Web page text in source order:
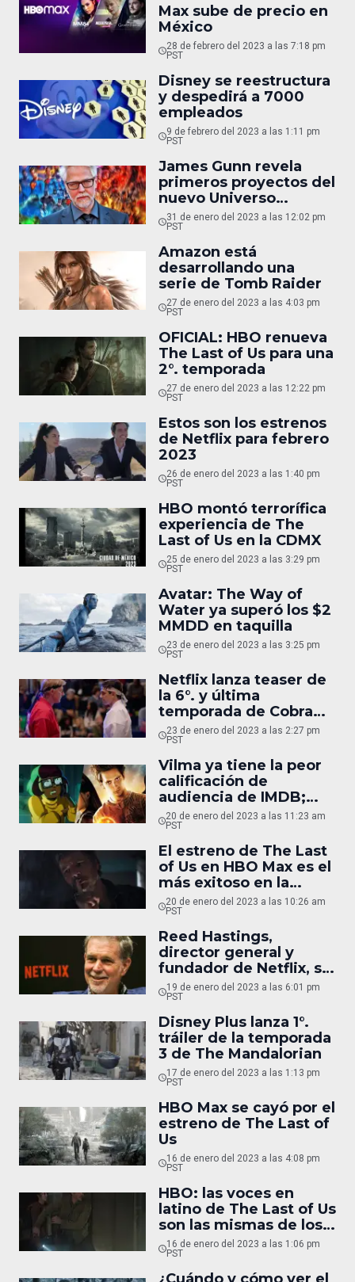
Max sube de precio en
México
28 de febrero del 2023 a las 7:18 pm
PST
Disney se reestructura
y despedirá a 7000
empleados
9 de febrero del 2023 a las 1:11 pm
PST
James Gunn revela
primeros proyectos del
nuevo Universo
Cinemático de DC
31 de enero del 2023 a las 12:02 pm
PST
Amazon está
desarrollando una
serie de Tomb Raider
27 de enero del 2023 a las 4:03 pm
PST
OFICIAL: HBO renueva
The Last of Us para una
2°. temporada
27 de enero del 2023 a las 12:22 pm
PST
Estos son los estrenos
de Netflix para febrero
2023
26 de enero del 2023 a las 1:40 pm
PST
HBO montó terrorífica
experiencia de The
Last of Us en la CDMX
25 de enero del 2023 a las 3:29 pm
PST
Avatar: The Way of
Water ya superó los $2
MMDD en taquilla
23 de enero del 2023 a las 3:25 pm
PST
Netflix lanza teaser de
la 6°. y última
temporada de Cobra
Kai
23 de enero del 2023 a las 2:27 pm
PST
Vilma ya tiene la peor
calificación de
audiencia de IMDB;
supera a Dragon Ball
Evolution
20 de enero del 2023 a las 11:23 am
PST
El estreno de The Last
of Us en HBO Max es el
más exitoso en la
historia de
Latinoamérica
20 de enero del 2023 a las 10:26 am
PST
Reed Hastings,
director general y
fundador de Netflix, se
retira tras 25 años
19 de enero del 2023 a las 6:01 pm
PST
Disney Plus lanza 1°.
tráiler de la temporada
3 de The Mandalorian
17 de enero del 2023 a las 1:13 pm
PST
HBO Max se cayó por el
estreno de The Last of
Us
16 de enero del 2023 a las 4:08 pm
PST
HBO: las voces en
latino de The Last of Us
son las mismas de los
juegos
16 de enero del 2023 a las 1:06 pm
PST